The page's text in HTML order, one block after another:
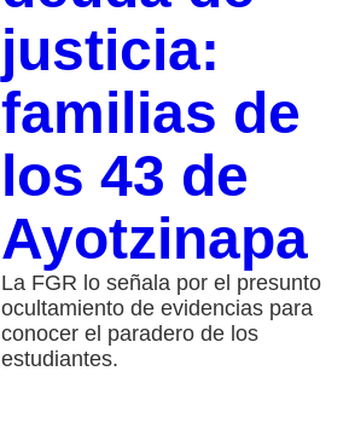
justicia:
familias de
los 43 de
Ayotzinapa
La FGR lo señala por el presunto
ocultamiento de evidencias para
conocer el paradero de los
estudiantes.